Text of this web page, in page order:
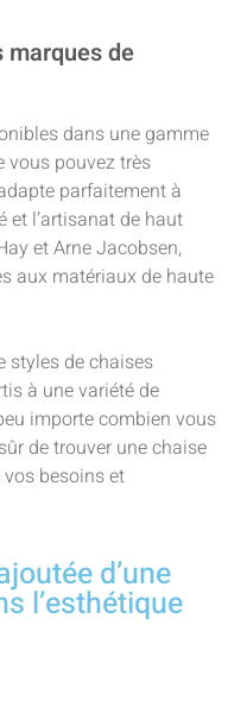
marques de
dans une gamme
vous pouvez très
parfaitement à
l’artisanat de haut
et Arne Jacobsen,
aux matériaux de haute
styles de chaises
à une variété de
importe combien vous
de trouver une chaise
besoins et
d’une
l’esthétique